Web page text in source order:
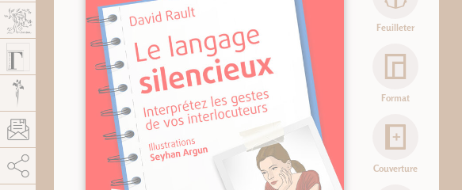
Feuilleter
Format
Couverture
AddThis está deshabilitado. Permitir